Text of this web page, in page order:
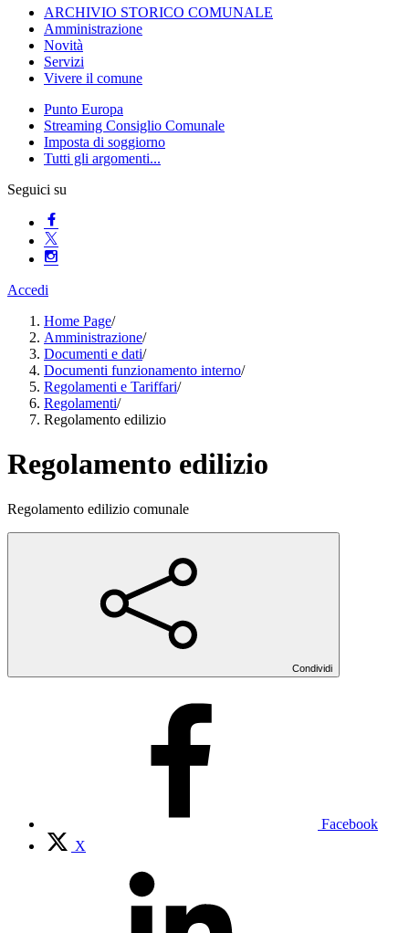
ARCHIVIO STORICO COMUNALE
Amministrazione
Novità
Servizi
Vivere il comune
Punto Europa
Streaming Consiglio Comunale
Imposta di soggiorno
Tutti gli argomenti...
Seguici su
Accedi
Home Page/
Amministrazione/
Documenti e dati/
Documenti funzionamento interno/
Regolamenti e Tariffari/
Regolamenti/
Regolamento edilizio
Regolamento edilizio
Regolamento edilizio comunale
Condividi
Facebook
X